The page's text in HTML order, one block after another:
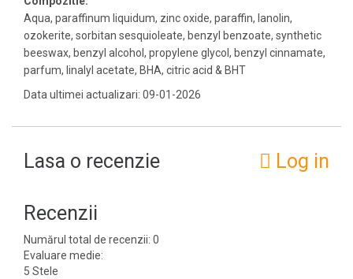
Aqua, paraffinum liquidum, zinc oxide, paraffin, lanolin,
ozokerite, sorbitan sesquioleate, benzyl benzoate, synthetic
beeswax, benzyl alcohol, propylene glycol, benzyl cinnamate,
parfum, linalyl acetate, BHA, citric acid & BHT
Data ultimei actualizari: 09-01-2026
Lasa o recenzie Log in
Recenzii
Numărul total de recenzii: 0
Evaluare medie:
5 Stele